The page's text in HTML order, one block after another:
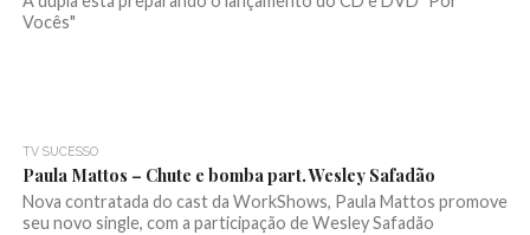
Vocês"
TV SUCESSO
Paula Mattos – Chute e bomba part. Wesley Safadão
Nova contratada do cast da WorkShows, Paula Mattos promove
seu novo single, com a participação de Wesley Safadão